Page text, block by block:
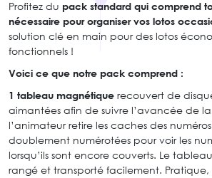
Profitez du pack standard qui comprend
nécessaire pour organiser vos lotos
solution clé en main pour des lotos
fonctionnels !
Voici ce que notre pack comprend :
1 tableau magnétique recouvert de
aimantées afin de suivre l’avancée de
l’animateur retire les caches des numéros
doublement numérotées pour voir les
lorsqu’ils sont encore couverts. Le
rangé et transporté facilement. Pratique,